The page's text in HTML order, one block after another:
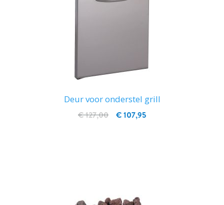
Deur voor onderstel grill
€ 107,95
€ 127,00